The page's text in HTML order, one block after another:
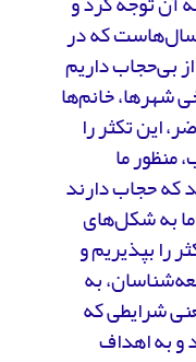
سال‌هاست که در
بی‌حجاب داریم
شهرها، خانم‌ها
این تکثر را
منظور ما
که حجاب دارند
به شکل‌های
را بپذیریم و
به
شرایطی که
و به اهداف